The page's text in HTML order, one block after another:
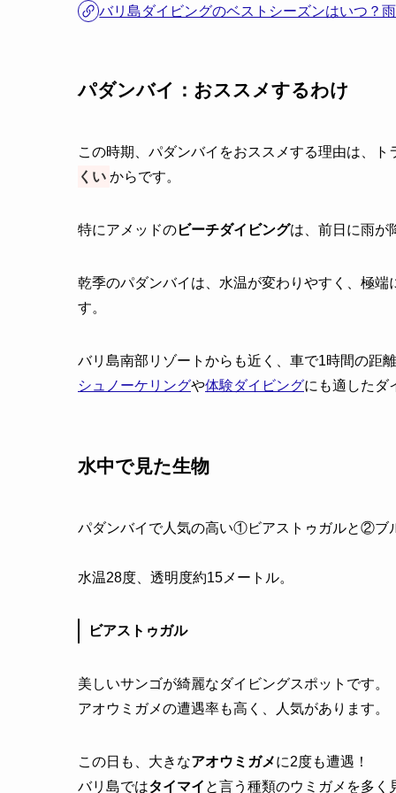
バリ島ダイビングのベストシーズンはいつ？
パダンバイ：おススメするわけ
この時期、パダンバイをおススメする理由は、
くい からです。
特にアメッドのビーチダイビングは、前日に雨が
乾季のパダンバイは、水温が変わりやすく、極
す。
バリ島南部リゾートからも近く、車で1時間の距
シュノーケリングや体験ダイビングにも適したダ
水中で見た生物
パダンバイで人気の高い①ビアストゥガルと②ブ
水温28度、透明度約15メートル。
ビアストゥガル
美しいサンゴが綺麗なダイビングスポットです。
アオウミガメの遭遇率も高く、人気があります。
この日も、大きなアオウミガメに2度も遭遇！
バリ島ではタイマイ と言う種類のウミガメを多